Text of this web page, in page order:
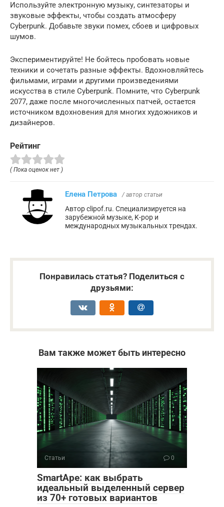
Используйте электронную музыку, синтезаторы и
звуковые эффекты, чтобы создать атмосферу
Cyberpunk. Добавьте звуки помех, сбоев и цифровых
шумов.
Экспериментируйте! Не бойтесь пробовать новые
техники и сочетать разные эффекты. Вдохновляйтесь
фильмами, играми и другими произведениями
искусства в стиле Cyberpunk. Помните, что Cyberpunk
2077, даже после многочисленных патчей, остается
источником вдохновения для многих художников и
дизайнеров.
Рейтинг
( Пока оценок нет )
Елена Петрова / автор статьи
Автор clipof.ru. Специализируется на
зарубежной музыке, K-pop и
международных музыкальных трендах.
Понравилась статья? Поделиться с
друзьями:
Вам также может быть интересно
Статьи 0
SmartApe: как выбрать
идеальный выделенный сервер
из 70+ готовых вариантов